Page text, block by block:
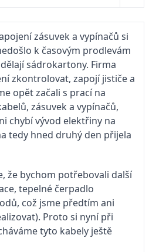
zásuvek a vypínačů si
k časovým prodlevám
sádrokartony. Firma
zkontrolovat, zapojí jističe a
opět začali s prací na
zásuvek a vypínačů,
chybí vývod elektřiny na
tedy hned druhý den přijela
že bychom potřebovali další
tepelné čerpadlo
což jsme předtím ani
Proto si nyní při
tyto kabely ještě